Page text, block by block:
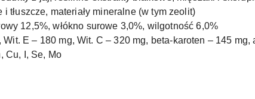
tłuszcze, materiały mineralne (w tym zeolit)
12,5%, włókno surowe 3,0%, wilgotność 6,0%
E – 180 mg, Wit. C – 320 mg, beta-karoten – 145 mg,
Cu, I, Se, Mo